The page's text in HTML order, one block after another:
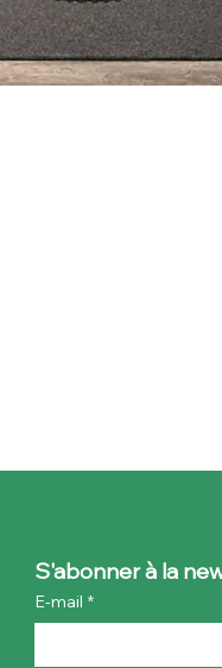
S'abonner à la
E-mail *